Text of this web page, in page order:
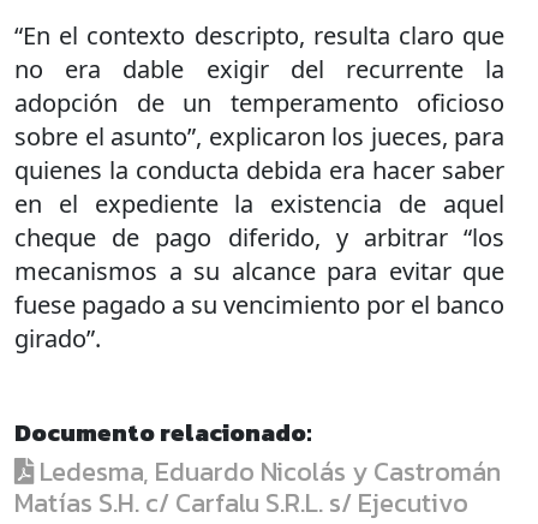
“En el contexto descripto, resulta claro que
no era dable exigir del recurrente la
adopción de un temperamento oficioso
sobre el asunto”, explicaron los jueces, para
quienes la conducta debida era hacer saber
en el expediente la existencia de aquel
cheque de pago diferido, y arbitrar “los
mecanismos a su alcance para evitar que
fuese pagado a su vencimiento por el banco
girado”.
Documento relacionado:
Ledesma, Eduardo Nicolás y Castromán
Matías S.H. c/ Carfalu S.R.L. s/ Ejecutivo